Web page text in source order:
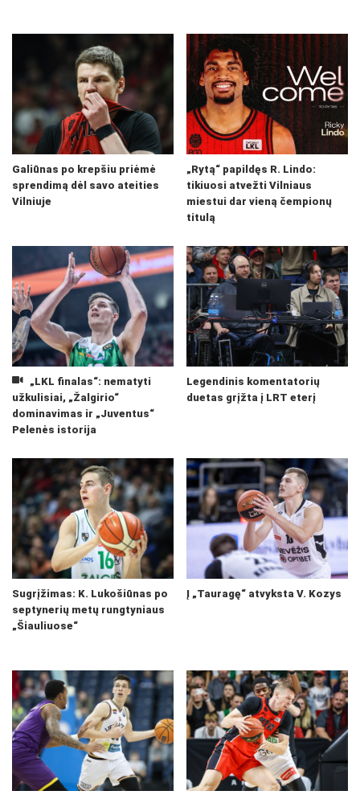
Galiūnas po krepšiu priėmė
sprendimą dėl savo ateities
Vilniuje
„Rytą“ papildęs R. Lindo:
tikiuosi atvežti Vilniaus
miestui dar vieną čempionų
titulą
„LKL finalas“: nematyti
užkulisiai, „Žalgirio“
dominavimas ir „Juventus“
Pelenės istorija
Legendinis komentatorių
duetas grįžta į LRT eterį
Sugrįžimas: K. Lukošiūnas po
septynerių metų rungtyniaus
„Šiauliuose“
Į „Tauragę“ atvyksta V. Kozys